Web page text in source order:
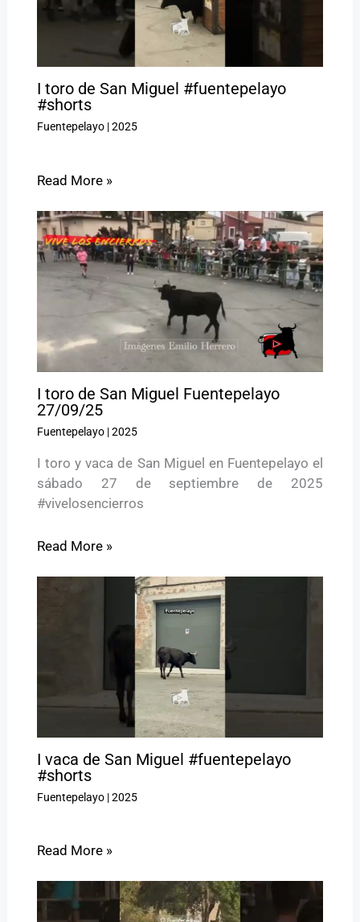
I toro de San Miguel #fuentepelayo
#shorts
Fuentepelayo|2025
Read More »
I toro de San Miguel Fuentepelayo
27/09/25
Fuentepelayo|2025
I toro y vaca de San Miguel en Fuentepelayo el
sábado 27 de septiembre de 2025
#vivelosencierros
Read More »
I vaca de San Miguel #fuentepelayo
#shorts
Fuentepelayo|2025
Read More »